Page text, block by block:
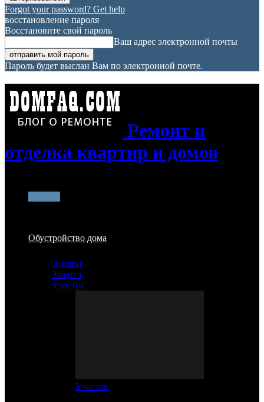
Forgot your password? Get help
восстановление пароля
Восстановите свой пароль
Ваш адрес электронной почты
Пароль будет выслан Вам по электронной почте.
Ремонт и
отделка квартир и домов
Обустройство дома
Дизайн
Защита
Участок
Участок